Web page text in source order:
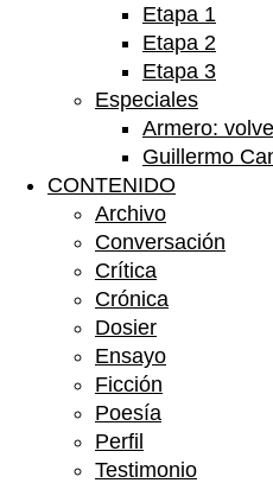
Etapa 1
Etapa 2
Etapa 3
Especiales
Armero:
Guillermo
CONTENIDO
Archivo
Conversación
Crítica
Crónica
Dosier
Ensayo
Ficción
Poesía
Perfil
Testimonio